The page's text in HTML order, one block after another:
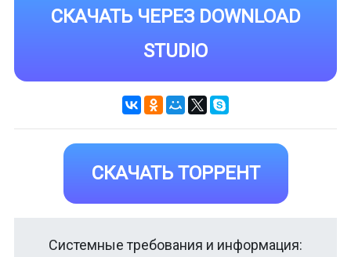
СКАЧАТЬ ЧЕРЕЗ DOWNLOAD
STUDIO
СКАЧАТЬ ТОРРЕНТ
Системные требования и информация: